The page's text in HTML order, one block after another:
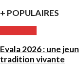
+ POPULAIRES
Evala 2026 : une
tradition vivante